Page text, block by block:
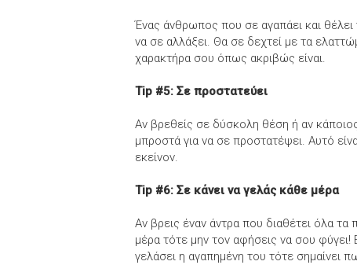
Ένας άνθρωπος που σε αγαπάει και
να σε αλλάξει. Θα σε δεχτεί με τα
χαρακτήρα σου όπως ακριβώς είναι.
Tip #5: Σε προστατεύει
Αν βρεθείς σε δύσκολη θέση ή αν
μπροστά για να σε προστατέψει. Αυτό
εκείνον.
Tip #6: Σε κάνει να γελάς κάθε μέρα
Αν βρεις έναν άντρα που διαθέτει όλα τα
μέρα τότε μην τον αφήσεις να σου φύγει!
γελάσει η αγαπημένη του τότε σημαίνει